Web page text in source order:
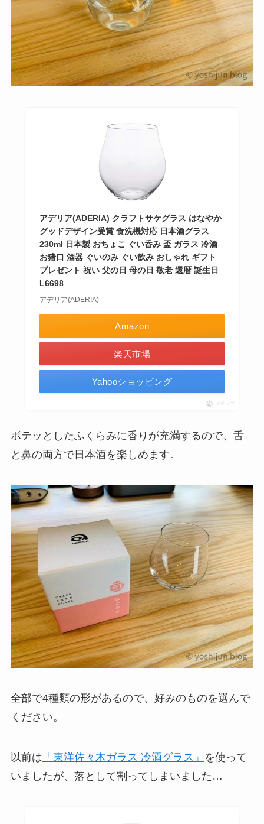
アデリア(ADERIA) クラフトサケグラス はなやか
グッドデザイン受賞 食洗機対応 日本酒グラス
230ml 日本製 おちょこ ぐい呑み 盃 ガラス 冷酒
お猪口 酒器 ぐいのみ ぐい飲み おしゃれ ギフト
プレゼント 祝い 父の日 母の日 敬老 還暦 誕生日
L6698
アデリア(ADERIA)
Amazon
楽天市場
Yahooショッピング
ポチップ
ボテッとしたふくらみに香りが充満するので、舌
と鼻の両方で日本酒を楽しめます。
全部で4種類の形があるので、好みのものを選んで
ください。
以前は 「東洋佐々木ガラス 冷酒グラス」 を使って
いましたが、落として割ってしまいました…